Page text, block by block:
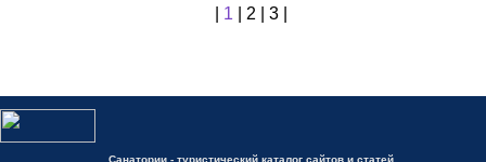
1 2 3
Санатории - туристический каталог сайтов и статей